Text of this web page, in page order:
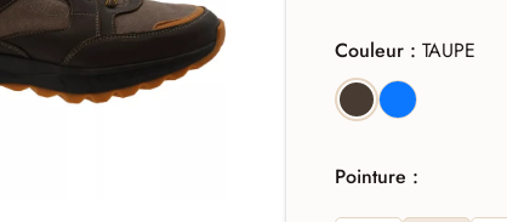
Couleur :TAUPE
TAUPEBLEU
Pointure :